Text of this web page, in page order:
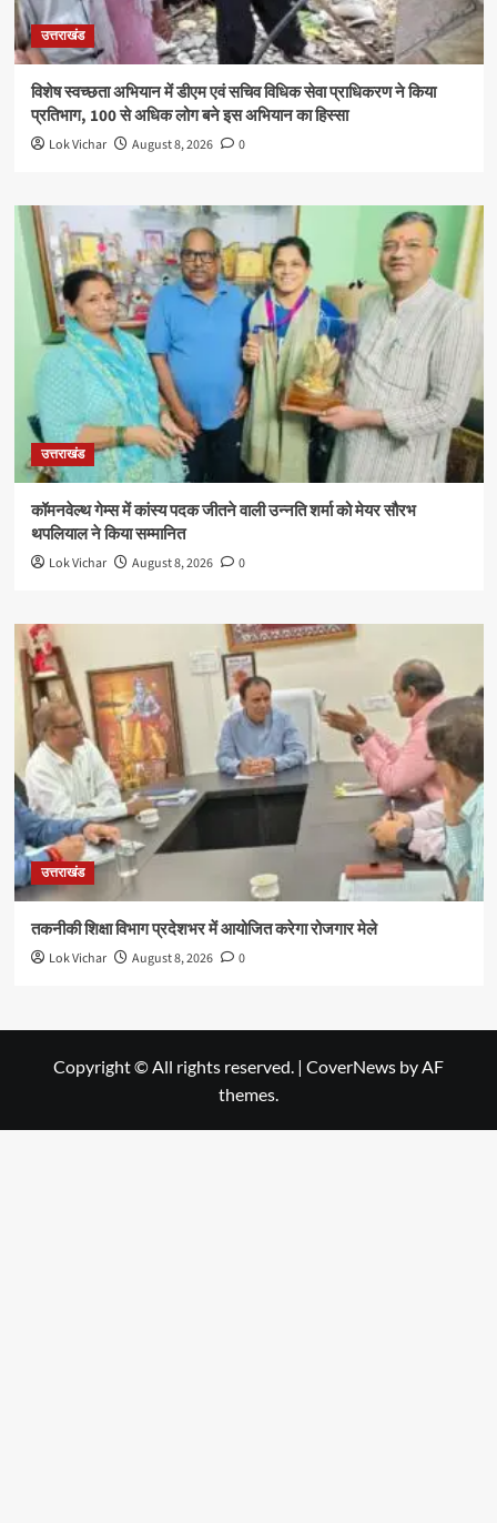
उत्तराखंड
विशेष स्वच्छता अभियान में डीएम एवं सचिव विधिक सेवा प्राधिकरण ने किया
प्रतिभाग, 100 से अधिक लोग बने इस अभियान का हिस्सा
Lok Vichar August 8, 2026 0
उत्तराखंड
कॉमनवेल्थ गेम्स में कांस्य पदक जीतने वाली उन्नति शर्मा को मेयर सौरभ
थपलियाल ने किया सम्मानित
Lok Vichar August 8, 2026 0
उत्तराखंड
तकनीकी शिक्षा विभाग प्रदेशभर में आयोजित करेगा रोजगार मेले
Lok Vichar August 8, 2026 0
Copyright © All rights reserved. | CoverNews by AF
themes.